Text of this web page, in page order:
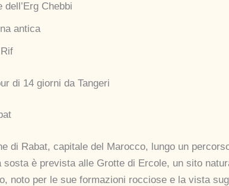
Chebbi
antica
di 14 giorni da Tangeri
di Rabat, capitale del Marocco, lungo un
sosta è prevista alle Grotte di Ercole, un sito
noto per le sue formazioni rocciose e la vista